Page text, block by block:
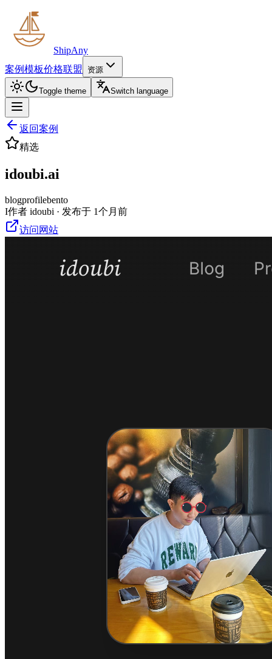
ShipAny
案例模板价格联盟 资源
Toggle theme Switch language
返回案例
精选
idoubi.ai
blogprofilebento
I作者 idoubi · 发布于 1个月前
访问网站